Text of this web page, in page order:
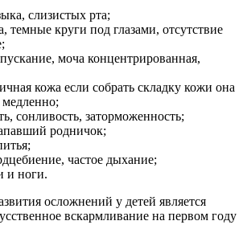
слизистых рта;
темные круги под глазами, отсутствие
моча концентрированная,
кожа если собрать складку кожи она
медленно;
сонливость, заторможенность;
родничок;
частое дыхание;
и ноги.
осложнений у детей является
вскармливание на первом году